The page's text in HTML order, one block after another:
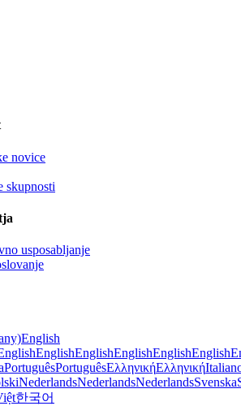
novice
skupnosti
usposabljanje
English
EnglishEnglishEnglishEnglishEnglish
PortuguêsPortuguêsΕλληνικήΕλληνική
NederlandsNederlandsNederlandsSvenska
한국어